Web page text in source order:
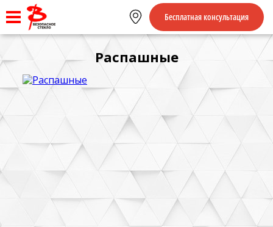
Бесплатная консультация
Распашные